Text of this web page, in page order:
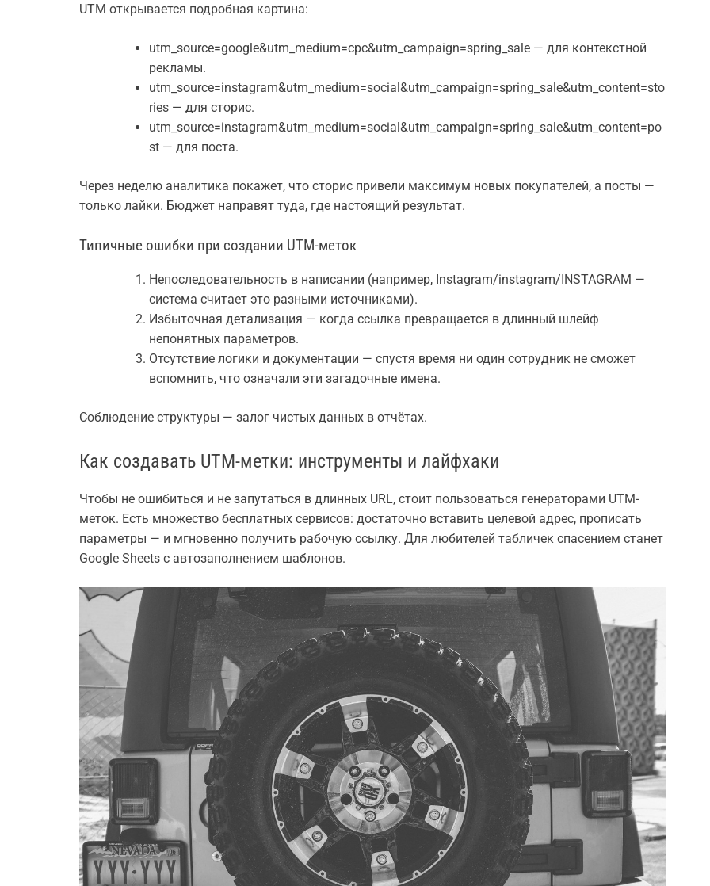
UTM открывается подробная картина:
utm_source=google&utm_medium=cpc&utm_campaign=spring_sale — для контекстной
рекламы.
utm_source=instagram&utm_medium=social&utm_campaign=spring_sale&utm_content=sto
ries — для сторис.
utm_source=instagram&utm_medium=social&utm_campaign=spring_sale&utm_content=po
st — для поста.
Через неделю аналитика покажет, что сторис привели максимум новых покупателей, а посты —
только лайки. Бюджет направят туда, где настоящий результат.
Типичные ошибки при создании UTM-меток
Непоследовательность в написании (например, Instagram/instagram/INSTAGRAM —
система считает это разными источниками).
Избыточная детализация — когда ссылка превращается в длинный шлейф
непонятных параметров.
Отсутствие логики и документации — спустя время ни один сотрудник не сможет
вспомнить, что означали эти загадочные имена.
Соблюдение структуры — залог чистых данных в отчётах.
Как создавать UTM-метки: инструменты и лайфхаки
Чтобы не ошибиться и не запутаться в длинных URL, стоит пользоваться генераторами UTM-
меток. Есть множество бесплатных сервисов: достаточно вставить целевой адрес, прописать
параметры — и мгновенно получить рабочую ссылку. Для любителей табличек спасением станет
Google Sheets с автозаполнением шаблонов.